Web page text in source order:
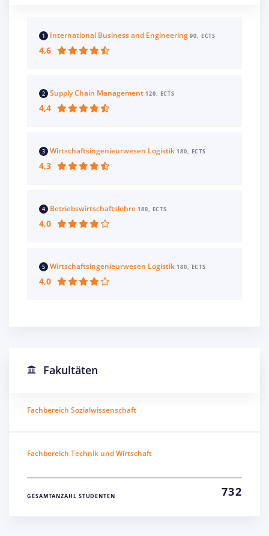
1 International Business and Engineering 90, ECTS
4,6
2 Supply Chain Management 120, ECTS
4,4
3 Wirtschaftsingenieurwesen Logistik 180, ECTS
4,3
4 Betriebswirtschaftslehre 180, ECTS
4,0
5 Wirtschaftsingenieurwesen Logistik 180, ECTS
4,0
Fakultäten
Fachbereich Sozialwissenschaft
Fachbereich Technik und Wirtschaft
GESAMTANZAHL STUDENTEN 732